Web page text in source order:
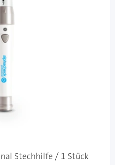
Stechhilfe / 1 Stück